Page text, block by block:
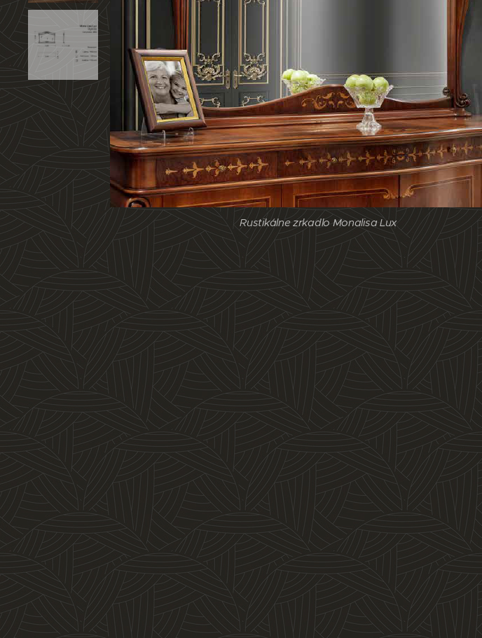
Rustikálne zrkadlo Monalisa Lux
Rustikálne zrkadlo Monalisa Lux
Rustikálne zrkadlo Monalisa Lux